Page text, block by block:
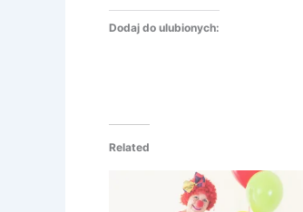
Dodaj do ulubionych:
Related